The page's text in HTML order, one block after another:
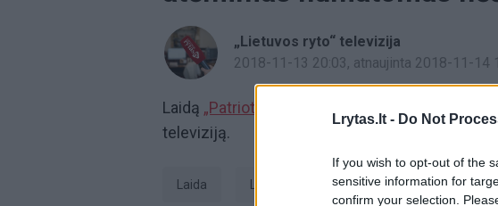
Lrytas.lt - Do Not
If you wish to opt-out of the
sensitive information for
confirm your selection.
„Lietuvos ryto“ televizija
2018-11-13 20:03, atnaujinta 2018-11-14
Laidą „Patriotai“
televiziją.
laida patriotai